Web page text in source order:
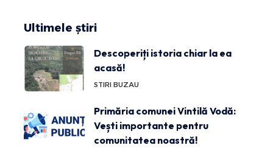
Ultimele știri
Descoperiți istoria chiar la ea
acasă!
STIRI BUZAU
Primăria comunei Vintilă Vodă:
Vești importante pentru
comunitatea noastră!